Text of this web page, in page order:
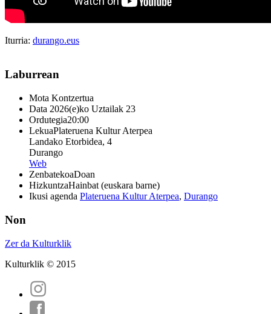
Iturria: durango.eus
Laburrean
Mota Kontzertua
Data 2026(e)ko Uztailak 23
Ordutegia20:00
LekuaPlateruena Kultur Aterpea
Landako Etorbidea, 4
Durango
Web
ZenbatekoaDoan
HizkuntzaHainbat (euskara barne)
Ikusi agenda Plateruena Kultur Aterpea, Durango
Non
Zer da Kulturklik
Kulturklik © 2015